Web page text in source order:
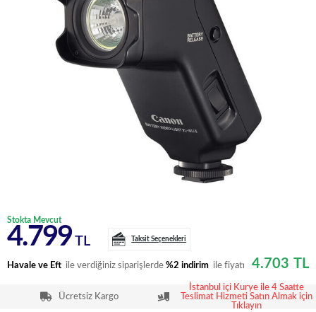
Stokta Mevcut
4.799 TL Taksit Seçenekleri
Havale ve Eft ile verdiğiniz siparişlerde %2 indirim ile fiyatı 4.703 TL
Ücretsiz Kargo
İstanbul içi Kurye ile 4 Saatte
Teslimat Hizmeti Satın Almak için
Tıklayın